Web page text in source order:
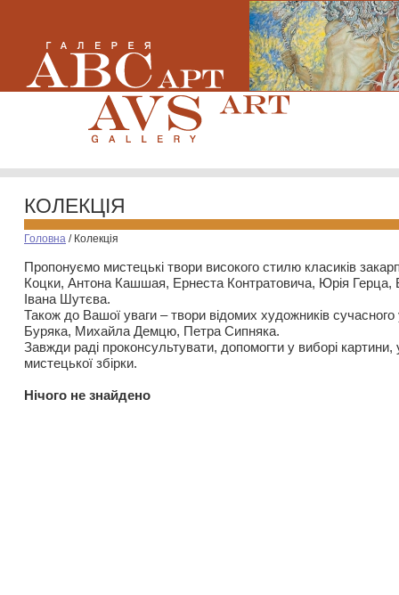
КОЛЕКЦІЯ
Головна / Колекція
Пропонуємо мистецькі твори високого стилю класиків
Коцки, Антона Кашшая, Ернеста Контратовича, Юрія
Івана Шутєва.
Також до Вашої уваги – твори відомих художників
Буряка, Михайла Демцю, Петра Сипняка.
Завжди раді проконсультувати, допомогти у виборі картини,
мистецької збірки.
Нiчого не знайдено